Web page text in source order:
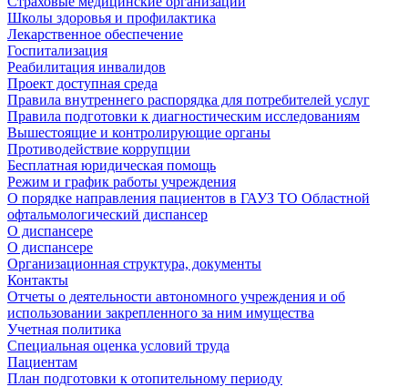
Школы здоровья и профилактика
Лекарственное обеспечение
Госпитализация
Реабилитация инвалидов
Проект доступная среда
Правила внутреннего распорядка для потребителей услуг
Правила подготовки к диагностическим исследованиям
Вышестоящие и контролирующие органы
Противодействие коррупции
Бесплатная юридическая помощь
Режим и график работы учреждения
О порядке направления пациентов в ГАУЗ ТО Областной
офтальмологический диспансер
О диспансере
О диспансере
Организационная структура, документы
Контакты
Отчеты о деятельности автономного учреждения и об
использовании закрепленного за ним имущества
Учетная политика
Специальная оценка условий труда
Пациентам
План подготовки к отопительному периоду